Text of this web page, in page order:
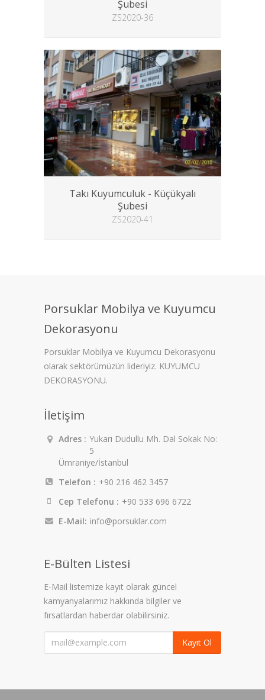
Şubesi
ZS2020-36
Takı Kuyumculuk - Küçükyalı
Şubesi
ZS2020-41
Porsuklar Mobilya ve Kuyumcu
Dekorasyonu
Porsuklar Mobilya ve Kuyumcu Dekorasyonu
olarak sektörümüzün lideriyiz. KUYUMCU
DEKORASYONU.
İletişim
Adres : Yukarı Dudullu Mh. Dal Sokak No:
5
Ümraniye/İstanbul
Telefon : +90 216 462 3457
Cep Telefonu : +90 533 696 6722
E-Mail: info@porsuklar.com
E-Bülten Listesi
E-Mail listemize kayıt olarak güncel
kamyanyalarımız hakkında bilgiler ve
fırsatlardan haberdar olabilirsiniz.
Kayıt Ol